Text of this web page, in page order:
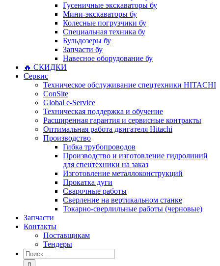
Гусеничные экскаваторы бу
Мини-экскаваторы бу
Колесные погрузчики бу
Специальная техника бу
Бульдозеры бу
Запчасти бу
Навесное оборудование бу
🔥 СКИДКИ
Сервис
Техническое обслуживание спецтехники HITACHI
ConSite
Global e-Service
Техническая поддержка и обучение
Расширенная гарантия и сервисные контракты
Оптимальная работа двигателя Hitachi
Производство
Гибка трубопроводов
Производство и изготовление гидролиний
для спецтехники на заказ
Изготовление металлоконструкций
Прокатка дуги
Сварочные работы
Сверление на вертикальном станке
Токарно-сверлильные работы (черновые)
Запчасти
Контакты
Поставщикам
Тендеры
Результат
поиска: